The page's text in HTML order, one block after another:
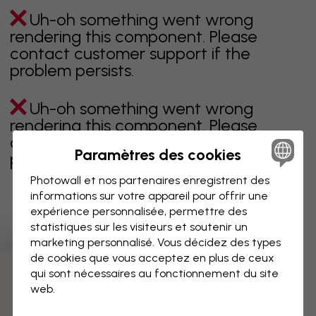
Uh-oh something went wrong
rendering this component. Please
contact customer support if the
problem persists.
Uh-oh something went wrong
rendering this component. Please
contact customer support if the
problem persists.
Page 1 sur 2 pages
Découvrez plus de catégories
Paramètres des cookies
Photowall et nos partenaires enregistrent des
informations sur votre appareil pour offrir une
expérience personnalisée, permettre des
statistiques sur les visiteurs et soutenir un
marketing personnalisé. Vous décidez des types
de cookies que vous acceptez en plus de ceux
qui sont nécessaires au fonctionnement du site
web.